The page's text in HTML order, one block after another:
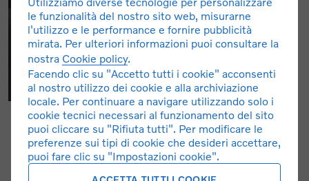
le funzionalità del nostro sito web, misurarne
l'utilizzo e le performance e fornire pubblicità
mirata. Per ulteriori informazioni puoi consultare la
nostra Cookie policy.
Facendo clic su "Accetto tutti i cookie" acconsenti
al nostro utilizzo dei cookie e alla archiviazione
locale. Per continuare a navigare utilizzando solo i
cookie tecnici necessari al funzionamento del sito
puoi cliccare su "Rifiuta tutti". Per modificare le
preferenze sui tipi di cookie che desideri accettare,
puoi fare clic su "Impostazioni cookie".